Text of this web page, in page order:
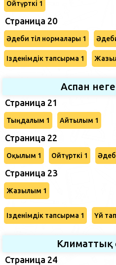
Ойтүрткі 1
Страница 20
Әдеби тіл нормалары 1
Ізденімдік тапсырма 1
Аспан неге
Страница 21
Тыңдалым 1 Айтылым 1
Страница 22
Оқылым 1 Ойтүрткі 1
Страница 23
Жазылым 1
Ізденімдік тапсырма 1 Үй
Климаттық
Страница 24